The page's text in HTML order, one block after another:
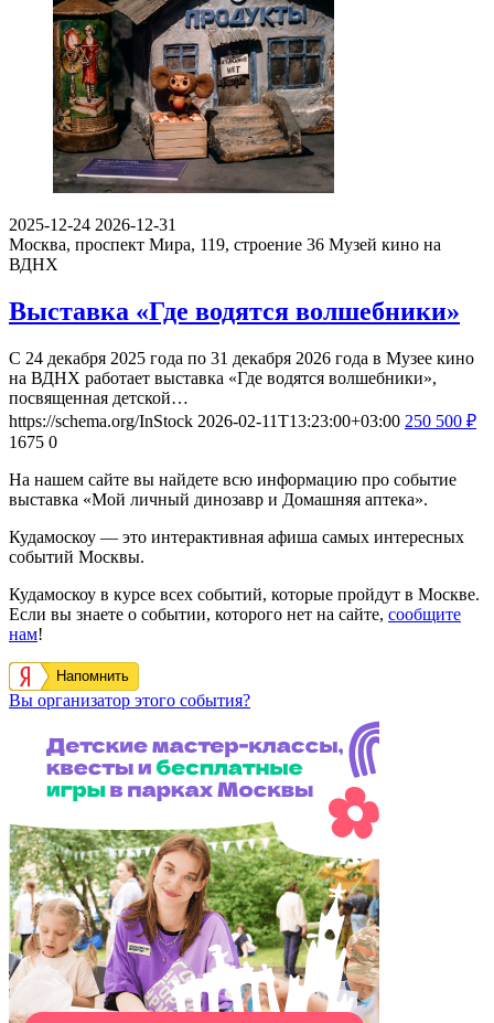
2025-12-24 2026-12-31
Москва, проспект Мира, 119, строение 36 Музей кино на
ВДНХ
Выставка «Где водятся волшебники»
С 24 декабря 2025 года по 31 декабря 2026 года в Музее кино
на ВДНХ работает выставка «Где водятся волшебники»,
посвященная детской…
https://schema.org/InStock 2026-02-11T13:23:00+03:00 250 500 ₽
1675 0
На нашем сайте вы найдете всю информацию про событие
выставка «Мой личный динозавр и Домашняя аптека».
Кудамоскоу — это интерактивная афиша самых интересных
событий Москвы.
Кудамоскоу в курсе всех событий, которые пройдут в Москве.
Если вы знаете о событии, которого нет на сайте, сообщите
нам!
Напомнить
Вы организатор этого события?